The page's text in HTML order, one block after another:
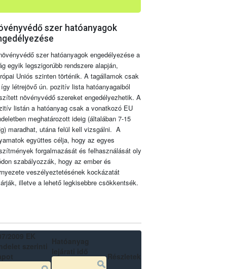
szer hatóanyagok
szer hatóanyagok engedélyezése a
egyik legszigorúbb rendszere alapján,
Uniós szinten történik. A tagállamok csak
létrejövő ún. pozitív lista hatóanyagaiból
növényvédő szereket engedélyezhetik. A
listán a hatóanyag csak a vonatkozó EU
meghatározott ideig (általában 7-15
maradhat, utána felül kell vizsgálni. A
együttes célja, hogy az egyes
forgalmazását és felhasználását oly
szabályozzák, hogy az ember és
veszélyeztetésének kockázatát
illetve a lehető legkisebbre csökkentsék.